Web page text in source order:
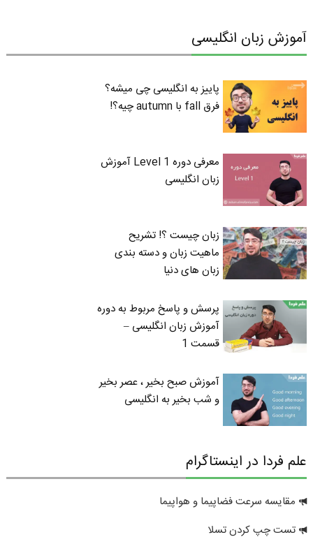
آموزش زبان انگلیسی
پاییز به انگلیسی چی میشه؟
فرق fall با autumn چیه؟!
معرفی دوره Level 1 آموزش
زبان انگلیسی
زبان چیست ؟! تشریح
ماهیت زبان و دسته بندی
زبان های دنیا
پرسش و پاسخ مربوط به دوره
آموزش زبان انگلیسی –
قسمت 1
آموزش صبح بخیر ، عصر بخیر
و شب بخیر به انگلیسی
علم فردا در اینستاگرام
مقایسه سرعت فضاپیما و هواپیما
تست چپ کردن تسلا